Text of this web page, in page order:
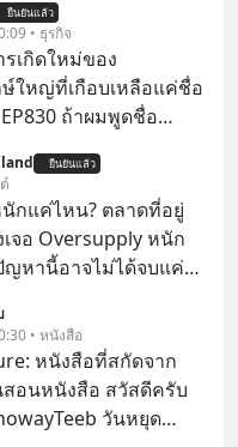
ยืนยันแล้ว
• ธุรกิจ
รเกิดใหม่ของ
ษ์ใหญ่ที่เกือบเหลือแค่ชื่อ
ถ้าผมพูดชื่อ
คุณยังคิดแบบนั้น แสดง
เรื่องราวการ
ที่ดุเดือดที่สุดใน
า ในวันที่
ตัดสินใจหักดิบ ทิ้ง
ฟฟ้าที่สู้ B2C ไม่ไหว
นครั้งใหญ่กับ Tesla
Solutions จนวันนี้พวก
ะดูกสันหลังของ
ยืนยันแล้ว
กแค่ไหน? ตลาดที่อยู่
จอ Oversupply หนัก
หานี้อาจไม่ได้จบแค่
กิจไทย #EICAround
ที่
อบได้ที่ link :
shorts/-
• หนังสือ
หนังสือที่สกัดจาก
อนหนังสือ สวัสดีครับ
วันหยุด